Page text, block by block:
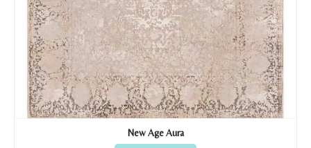
New Age Aura